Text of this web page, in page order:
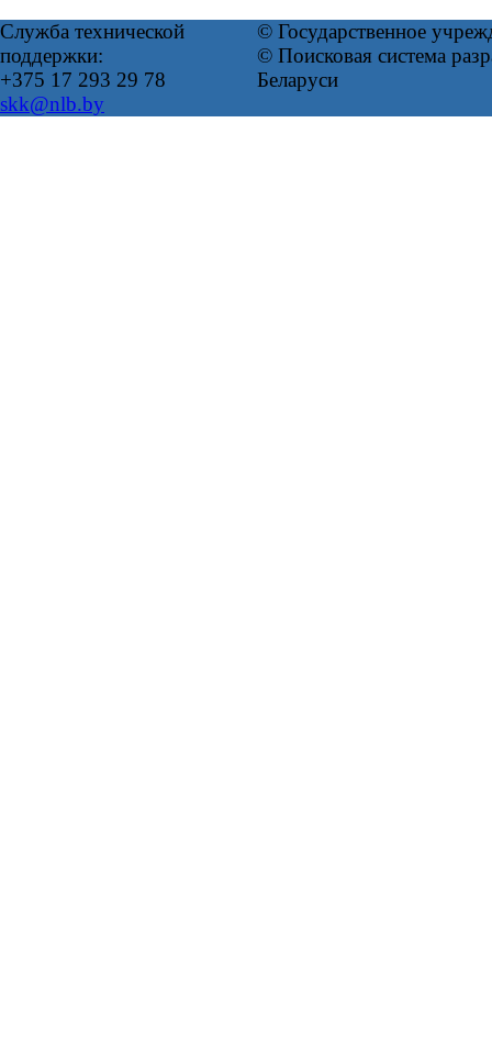
Служба технической
поддержки:
+375 17 293 29 78
skk@nlb.by
© Государственное
© Поисковая система
Беларуси